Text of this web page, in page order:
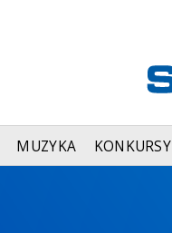
MUZYKA KONKURSY